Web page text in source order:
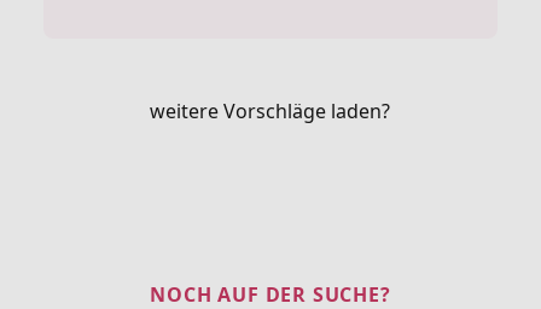
weitere Vorschläge laden?
NOCH AUF DER SUCHE?